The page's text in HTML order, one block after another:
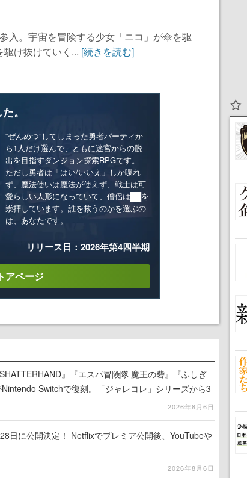
入。宇宙を冒険する少女「ニコ」が傘を駆
け抜けていく... [続きを読む]
。
“ぜんめつ”してしまった勇者パーティか
ら1人だけ選んで、ともに迷宮からの脱
出を目指すダンジョン探索RPGです。
ただし勇者は「はい/いいえ」しか喋れ
ず、魔法使いは魔法が使えず、戦士は可
愛らしい人形になっていて、僧侶は██を
崇拝しています。誰を救うのかを選ぶの
は、あなたです。
リリース日：2026年第4四半期
アページ
』『エスパ冒険隊 魔王の砦』『ふしぎ
Switchで復刻。「ジャレコレ」シリーズから3
2026年8月6日
日に公開決定！ Netflixでプレミア公開後、YouTubeや
2026年8月6日